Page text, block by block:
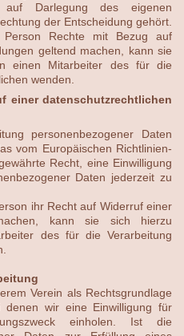
auf Darlegung des eigenen
der Entscheidung gehört.
Rechte mit Bezug auf
geltend machen, kann sie
einen Mitarbeiter des für die
wenden.
datenschutzrechtlichen
personenbezogener Daten
vom Europäischen Richtlinien-
Recht, eine Einwilligung
Daten jederzeit zu
ihr Recht auf Widerruf einer
kann sie sich hierzu
des für die Verarbeitung
Verein als Rechtsgrundlage
denen wir eine Einwilligung für
einholen. Ist die